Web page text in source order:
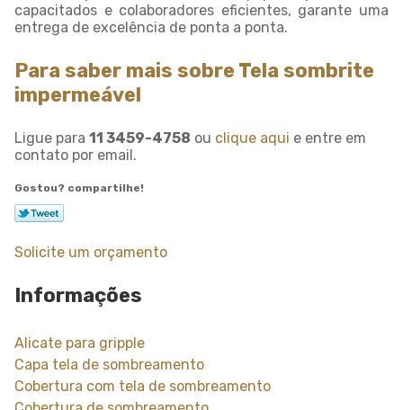
capacitados e colaboradores eficientes, garante uma
entrega de excelência de ponta a ponta.
Para saber mais sobre Tela sombrite
impermeável
Ligue para 11 3459-4758 ou clique aqui e entre em
contato por email.
Gostou? compartilhe!
Solicite um orçamento
Informações
Alicate para gripple
Capa tela de sombreamento
Cobertura com tela de sombreamento